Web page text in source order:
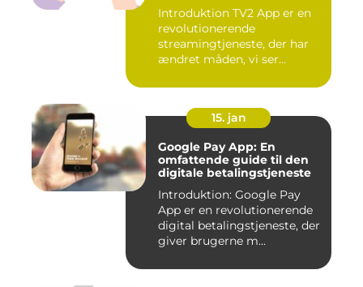
Introduktion TV2 App er en
revolutionerende
streamingtjeneste, der har
ændret måden, vi ser
15. jan
Google Pay App: En
omfattende guide til den
digitale betalingstjeneste
Introduktion: Google Pay
App er en revolutionerende
digital betalingstjeneste, der
giver brugerne m...